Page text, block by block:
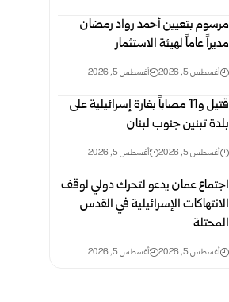
مرسوم بتعيين أحمد رواد رمضان
مديراً عاماً لهيئة الاستثمار
أغسطس 5, 2026 أغسطس 5, 2026
قتيل و11 مصاباً بغارة إسرائيلية على
بلدة تبنين جنوب لبنان
أغسطس 5, 2026 أغسطس 5, 2026
اجتماع عمان يدعو لتحرك دولي لوقف
الانتهاكات الإسرائيلية في القدس
المحتلة
أغسطس 5, 2026 أغسطس 5, 2026